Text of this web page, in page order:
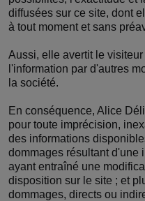
diffusées sur ce site, dont
à tout moment et sans
Aussi, elle avertit le
l'information par d'autres
la société.
En conséquence, Alice
pour toute imprécision,
des informations
dommages résultant d'une
ayant entraîné une
disposition sur le site ; et
dommages, directs ou